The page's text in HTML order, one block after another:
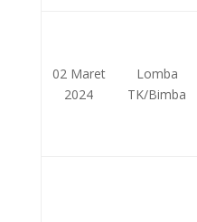
02 Maret
2024
Lomba
TK/Bimba